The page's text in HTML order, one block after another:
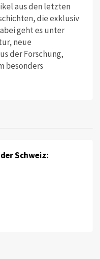
aus den letzten
die exklusiv
geht es unter
neue
der Forschung,
besonders
Schweiz: